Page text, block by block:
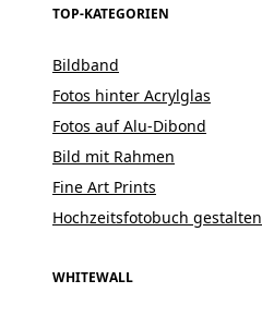
TOP-KATEGORIEN
Bildband
Fotos hinter Acrylglas
Fotos auf Alu-Dibond
Bild mit Rahmen
Fine Art Prints
Hochzeitsfotobuch gestalten
WHITEWALL